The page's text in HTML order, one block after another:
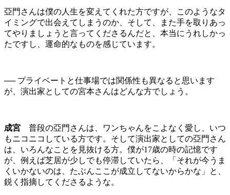
亞門さんは僕の人生を変えてくれた方ですが、このようなタ
イミングで出会えてしまうのか、そして、また手を取りあっ
てやりましょうと言ってくださるんだと、本当にうれしかっ
たですし、運命的なものを感じています。
── プライベートと仕事場では関係性も異なると思います
が、演出家としての宮本さんはどんな方でしょう。
成宮 普段の亞門さんは、ワンちゃんをこよなく愛し、いつ
もニコニコしている方です。そして演出家としての亞門さん
は、いろんなことを見抜ける方。僕が17歳の時の記憶です
が、例えば芝居が少しでも停滞していたら、「それが今うま
くいかないのは、たぶんここが成立してないからかな」と、
鋭く指摘してくださるような。